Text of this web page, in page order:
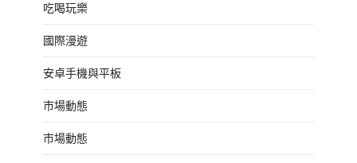
吃喝玩樂
國際漫遊
安卓手機與平板
市場動態
市場動態